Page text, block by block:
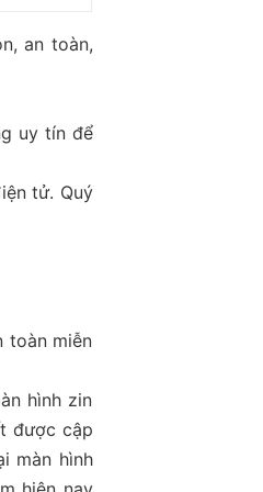
an toàn,
uy tín để
tử. Quý
toàn miễn
hình zin
được cập
màn hình